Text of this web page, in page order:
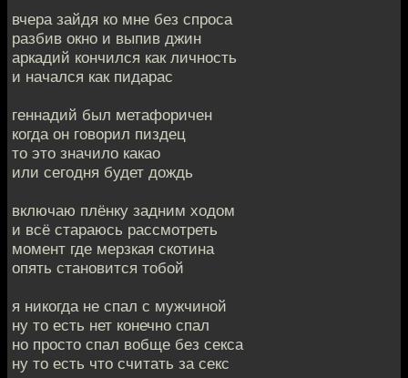
вчера зайдя ко мне без спроса
разбив окно и выпив джин
аркадий кончился как личность
и начался как пидарас
геннадий был метафоричен
когда он говорил пиздец
то это значило какао
или сегодня будет дождь
включаю плёнку задним ходом
и всё стараюсь рассмотреть
момент где мерзкая скотина
опять становится тобой
я никогда не спал с мужчиной
ну то есть нет конечно спал
но просто спал вобще без секса
ну то есть что считать за секс